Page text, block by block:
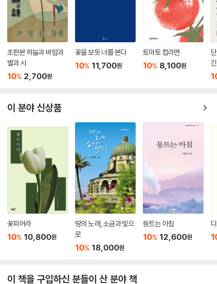
초판본 하늘과 바람과
별과 시
10% 2,700원
꽃을 보듯 너를 본다
10% 11,700원
토마토 컵라면
10% 8,100원
이 분야 신상품
꽃피어라
10% 10,800원
땅의 노래, 소금과 빛으
로
10% 18,000원
동트는 아침
10% 12,600원
이 책을 구입하신 분들이 산 분야 책